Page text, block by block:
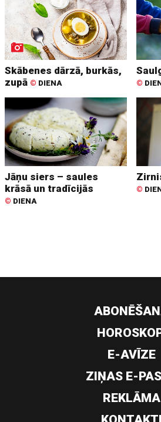
Skābenes dārzā, burkās,
zupā © DIENA ©
Jāņu siers – saules
krāsā un tradīcijās
© DIENA
©
E-AVĪZE
ZIŅAS E-
REKLĀMA